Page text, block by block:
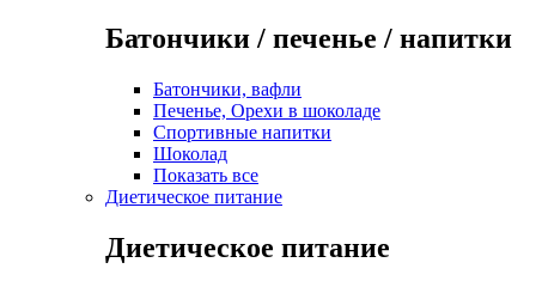
Батончики / печенье / напитки
Батончики, вафли
Печенье, Орехи в шоколаде
Спортивные напитки
Шоколад
Показать все
Диетическое питание
Диетическое питание